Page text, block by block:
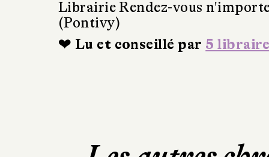
Librairie Rendez-vous
(Pontivy)
❤ Lu et conseillé par 5